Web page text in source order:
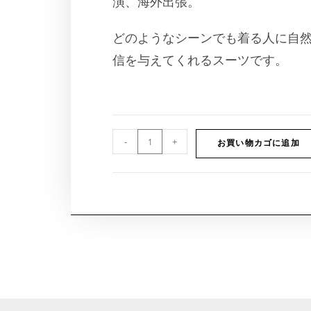
演、海外出張。
どのようなシーンでも着る人に自
信を与えてくれるスーツです。
- + お買い物カゴに追加